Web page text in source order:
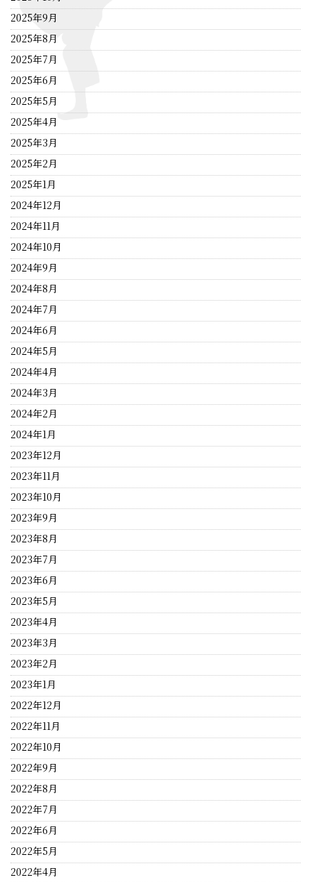
2025年9月
2025年8月
2025年7月
2025年6月
2025年5月
2025年4月
2025年3月
2025年2月
2025年1月
2024年12月
2024年11月
2024年10月
2024年9月
2024年8月
2024年7月
2024年6月
2024年5月
2024年4月
2024年3月
2024年2月
2024年1月
2023年12月
2023年11月
2023年10月
2023年9月
2023年8月
2023年7月
2023年6月
2023年5月
2023年4月
2023年3月
2023年2月
2023年1月
2022年12月
2022年11月
2022年10月
2022年9月
2022年8月
2022年7月
2022年6月
2022年5月
2022年4月